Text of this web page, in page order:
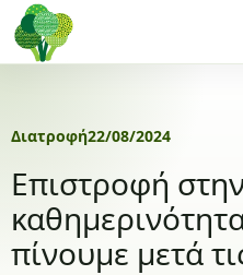
Skip to content
Διατροφή22/08/2024
Επιστροφή
πίνουμε μετά